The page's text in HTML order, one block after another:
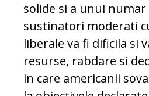
solide si a unui
sustinatori moderati
liberale va fi dificila si
resurse, rabdare si
in care americanii